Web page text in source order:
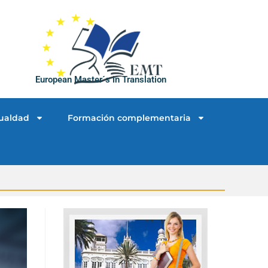
European Master´s in Translation
Formación complementaria